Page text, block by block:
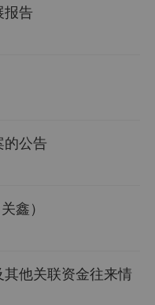
报告
的公告
鑫）
他关联资金往来情